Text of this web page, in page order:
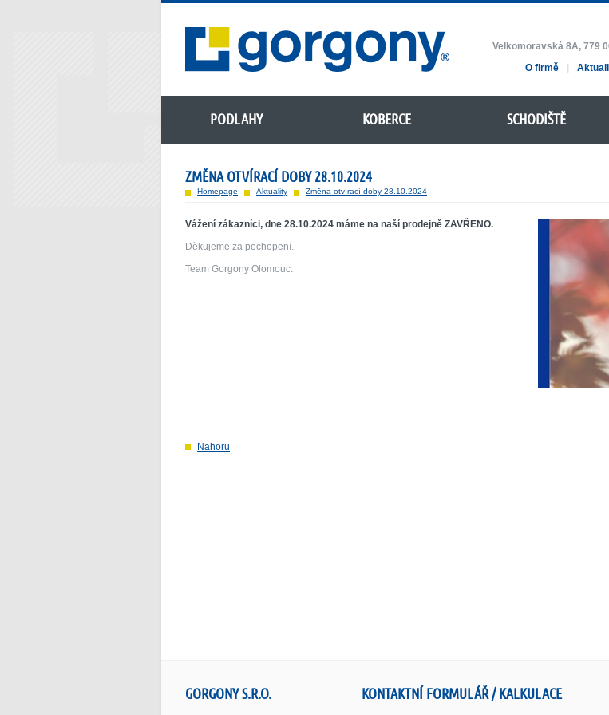
ZMĚNA OTVÍRACÍ DOBY 28.10.2024
Homepage Aktuality Změna otvírací doby 28.10.2024
Vážení zákazníci, dne 28.10.2024 máme na naší prodejně ZAVŘENO.
Děkujeme za pochopení.
Team Gorgony Olomouc.
Nahoru
Velkomoravská 8A, 779
O firmě
PODLAHY KOBERCE SCHODIŠTĚ
GORGONY S.R.O. KONTAKTNÍ FORMULÁŘ / KALKULACE